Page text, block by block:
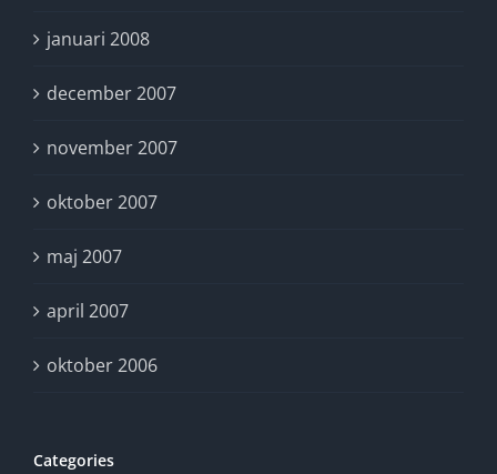
januari 2008
december 2007
november 2007
oktober 2007
maj 2007
april 2007
oktober 2006
Categories